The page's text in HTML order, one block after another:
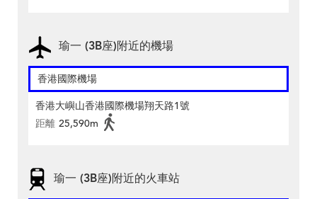
瑜一 (3B座)附近的機場
香港國際機場
香港大嶼山香港國際機場翔天路1號
距離 25,590m
瑜一 (3B座)附近的火車站